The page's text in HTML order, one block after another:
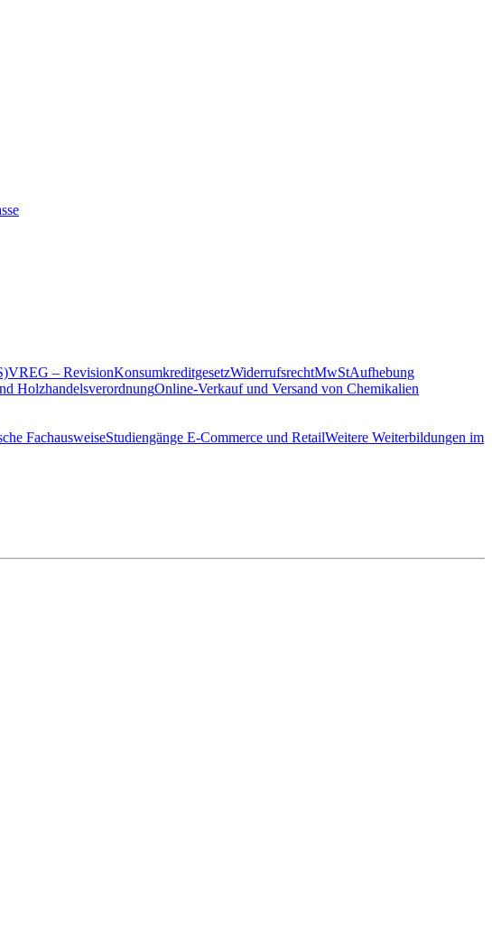
VREG – RevisionKonsumkreditgesetzWiderrufsrechtMwStAufhebung
HolzhandelsverordnungOnline-Verkauf und Versand von Chemikalien
FachausweiseStudiengänge E-Commerce und RetailWeitere Weiterbildungen im